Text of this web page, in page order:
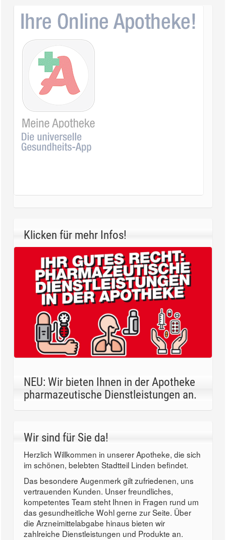
Klicken für mehr Infos!
NEU: Wir bieten Ihnen in der Apotheke
pharmazeutische Dienstleistungen an.
Wir sind für Sie da!
Herzlich Willkommen in unserer Apotheke, die sich
im schönen, belebten Stadtteil Linden befindet.
Das besondere Augenmerk gilt zufriedenen, uns
vertrauenden Kunden. Unser freundliches,
kompetentes Team steht Ihnen in Fragen rund um
das gesundheitliche Wohl gerne zur Seite. Über
die Arzneimittelabgabe hinaus bieten wir
zahlreiche Dienstleistungen und Produkte an.